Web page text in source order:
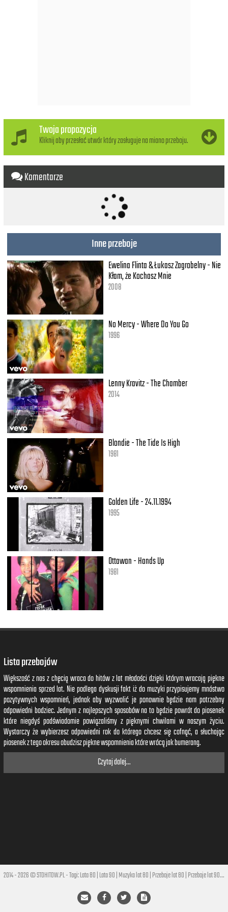
Twoja propozycja
Kliknij aby przesłać utwór który zasługuje na miano przeboju.
Komentarze
Inne przeboje
Ewelina Flinta & Łukasz Zagrobelny - Nie
Kłam, że Kochasz Mnie
2008
No Mercy - Where Do You Go
1996
Lenny Kravitz - The Chamber
2014
Blondie - The Tide Is High
1981
Golden Life - 24.11.1994
1995
Ottawan - Hands Up
1981
Lista przebojów
Większość z nas z chęcią wraca do hitów z lat młodości dzięki którym wracają piękne
wspomnienia sprzed lat. Nie podlega dyskusji fakt iż do muzyki przypisujemy mnóstwo
pozytywnych wspomnień, jednak aby wyzwolić je ponownie będzie nam potrzebny
odpowiedni bodziec. Jednym z najlepszych sposobów na to będzie powrót do piosenek
które niegdyś podświadomie powiązaliśmy z pięknymi chwilami w naszym życiu.
Wystarczy że wybierzesz odpowiedni rok do którego chcesz się cofnąć, a słuchając
piosenek z tego okresu obudzisz piękne wspomnienia które wrócą jak bumerang.
Czytaj dalej...
2014 - 2026 © STOHITOW.PL - Tagi:Lata 80|Lata 90|Muzyka lat 80|Przeboje lat 80|Przeboje lat 90|